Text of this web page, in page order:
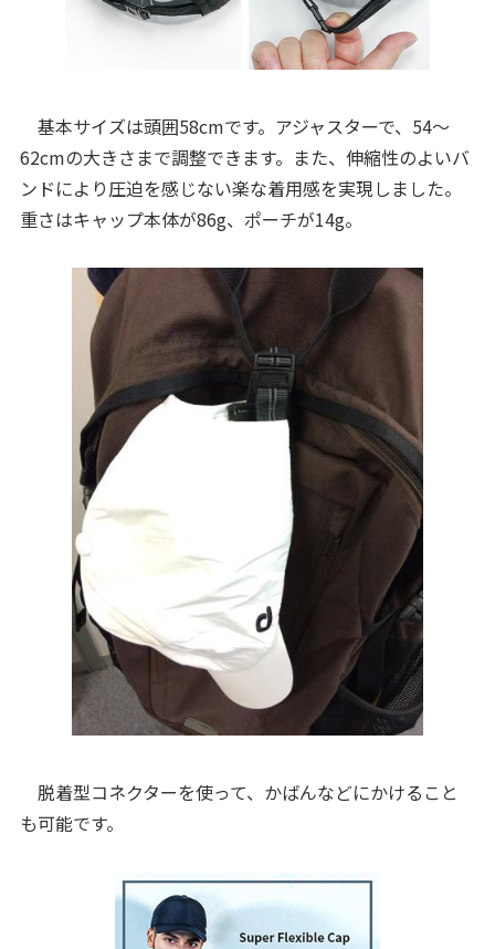
基本サイズは頭囲58cmです。アジャスターで、54～
62cmの大きさまで調整できます。また、伸縮性のよいバ
ンドにより圧迫を感じない楽な着用感を実現しました。
重さはキャップ本体が86g、ポーチが14g。
脱着型コネクターを使って、かばんなどにかけること
も可能です。